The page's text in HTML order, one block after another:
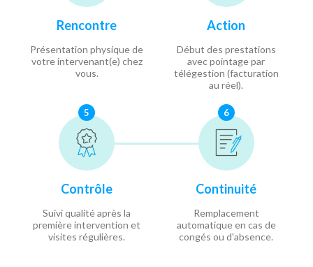
Rencontre
Présentation physique de
votre intervenant(e) chez
vous.
Action
Début des prestations
avec pointage par
télégestion (facturation
au réel).
5
Contrôle
Suivi qualité après la
première intervention et
visites régulières.
6
Continuité
Remplacement
automatique en cas de
congés ou d'absence.